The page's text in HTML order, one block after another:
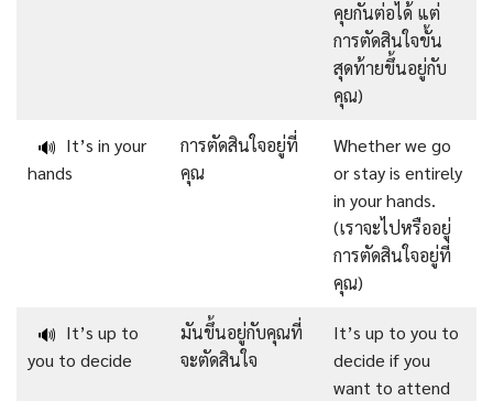
คุยกันต่อได้ แต่
การตัดสินใจขั้น
สุดท้ายขึ้นอยู่กับ
คุณ)
🔊 It’s in your
hands
การตัดสินใจอยู่ที่
คุณ
Whether we go
or stay is entirely
in your hands.
(เราจะไปหรืออยู่
การตัดสินใจอยู่ที่
คุณ)
🔊 It’s up to
you to decide
มันขึ้นอยู่กับคุณที่
จะตัดสินใจ
It’s up to you to
decide if you
want to attend